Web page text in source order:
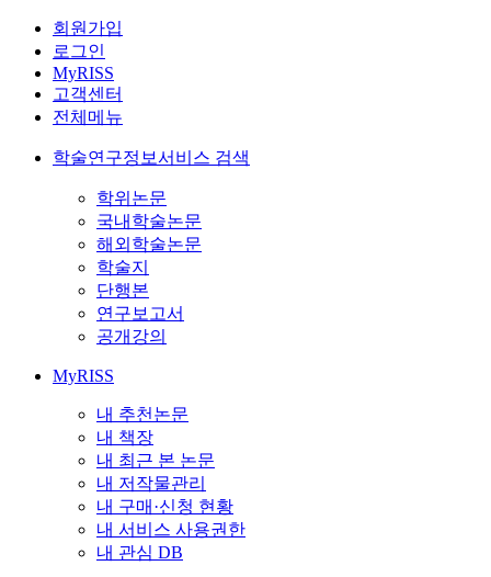
회원가입
로그인
MyRISS
고객센터
전체메뉴
학술연구정보서비스 검색
학위논문
국내학술논문
해외학술논문
학술지
단행본
연구보고서
공개강의
MyRISS
내 추천논문
내 책장
내 최근 본 논문
내 저작물관리
내 구매·신청 현황
내 서비스 사용권한
내 관심 DB